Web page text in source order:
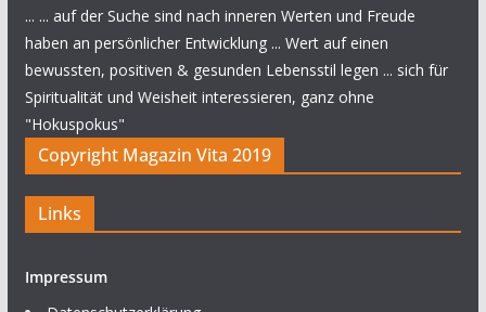
... ... auf der Suche sind nach inneren Werten und Freude
haben an persönlicher Entwicklung ... Wert auf einen
bewussten, positiven & gesunden Lebensstil legen ... sich für
Spiritualität und Weisheit interessieren, ganz ohne
"Hokuspokus"
Copyright Magazin Vita 2019
Links
Impressum